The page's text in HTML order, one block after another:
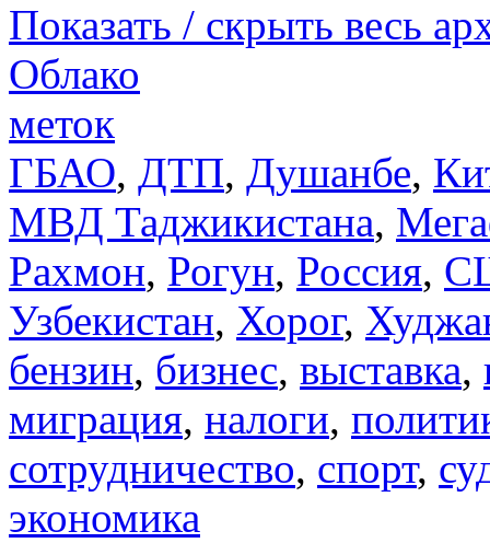
Показать / скрыть весь
Облако
меток
ГБАО, ДТП, Душанбе,
МВД Таджикистана,
Рахмон, Рогун, Россия,
Узбекистан, Хорог,
бензин, бизнес, выставка,
миграция, налоги,
сотрудничество, спорт,
экономика